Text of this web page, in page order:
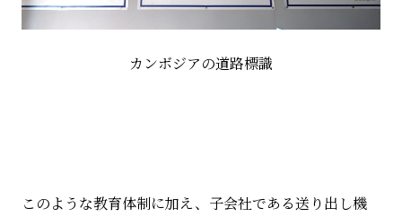
カンボジアの道路標識
このような教育体制に加え、子会社である送り出し機